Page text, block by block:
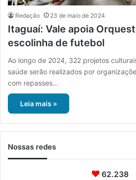
Redação 23 de maio de 2024
Itaguaí: Vale apoia
escolinha de futebol
Ao longo de 2024, 322 projetos
saúde serão realizados por
com repasses…
Leia mais »
Nossas redes
62.238